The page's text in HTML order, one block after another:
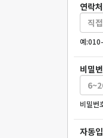
연락처
예
비밀
비밀번
자동